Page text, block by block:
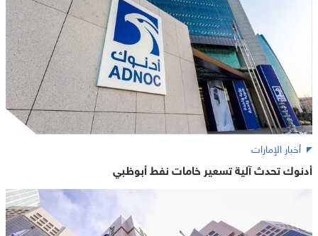
أخبار الإمارات
أدنوك تحدث آلية تسعير خامات نفط أبوظبي